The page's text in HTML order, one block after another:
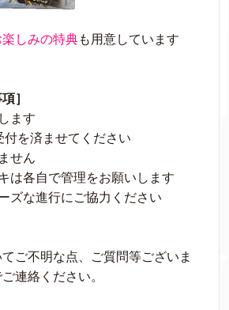
楽しみの特典も用意しています
］
ます
を済ませてください
せん
は各自で管理をお願いします
ズな進行にご協力ください
ご不明な点、ご質問等ございま
連絡ください。